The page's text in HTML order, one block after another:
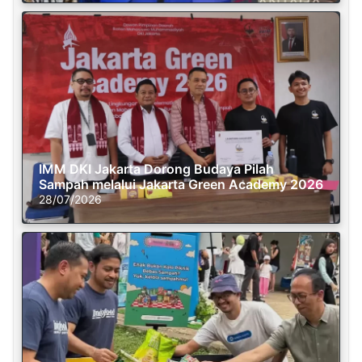
IMM DKI Jakarta Dorong Budaya Pilah
Sampah melalui Jakarta Green Academy 2026
28/07/2026